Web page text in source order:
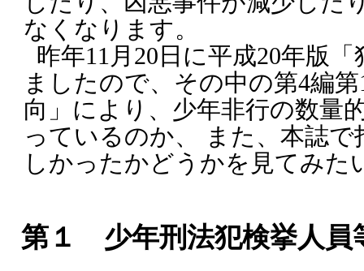
なくなります。
昨年11月20日に平成20年版
ましたので、その中の第4編
向」により、少年非行の数量
っているのか、 また、本誌
しかったかどうかを見てみた
第１ 少年刑法犯検挙人員